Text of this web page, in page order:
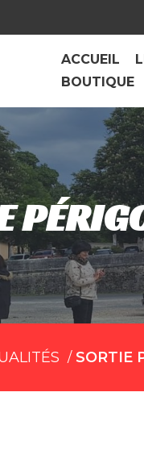
ACCUEIL
BOUTIQUE
SORTIE